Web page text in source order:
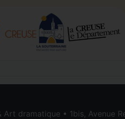
dramatique • 1bis, Avenue